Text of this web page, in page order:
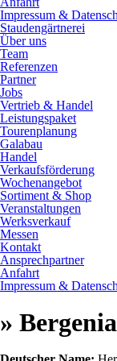
Impressum &
Staudengärtnerei
Über uns
Team
Referenzen
Partner
Jobs
Vertrieb & Handel
Leistungspaket
Tourenplanung
Galabau
Handel
Verkaufsförderung
Wochenangebot
Sortiment & Shop
Veranstaltungen
Werksverkauf
Messen
Kontakt
Ansprechpartner
Anfahrt
Impressum &
»